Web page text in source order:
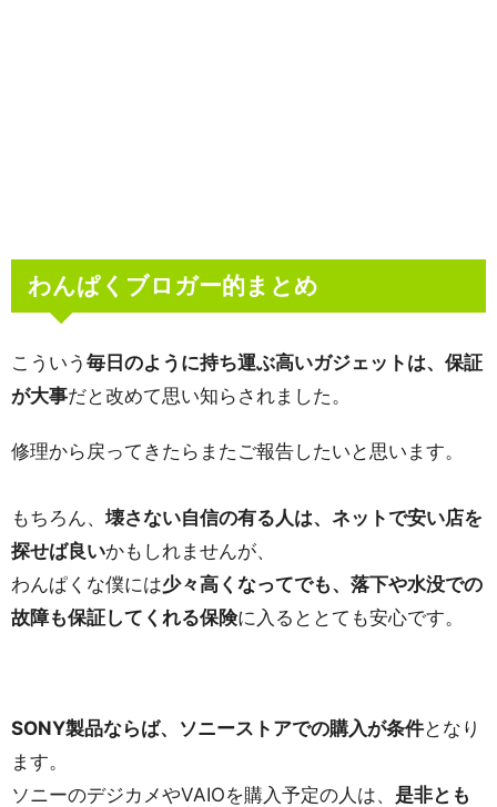
わんぱくブロガー的まとめ
こういう 毎日のように持ち運ぶ高いガジェットは、保証
が大事だと改めて思い知らされました。
修理から戻ってきたらまたご報告したいと思います。
もちろん、 壊さない自信の有る人は、ネットで安い店を
探せば良いかもしれませんが、
わんぱくな僕には少々高くなってでも、落下や水没での
故障も保証してくれる保険に入るととても安心です。
SONY製品ならば、ソニーストアでの購入が条件となり
ます。
ソニーのデジカメやVAIOを購入予定の人は、 是非とも